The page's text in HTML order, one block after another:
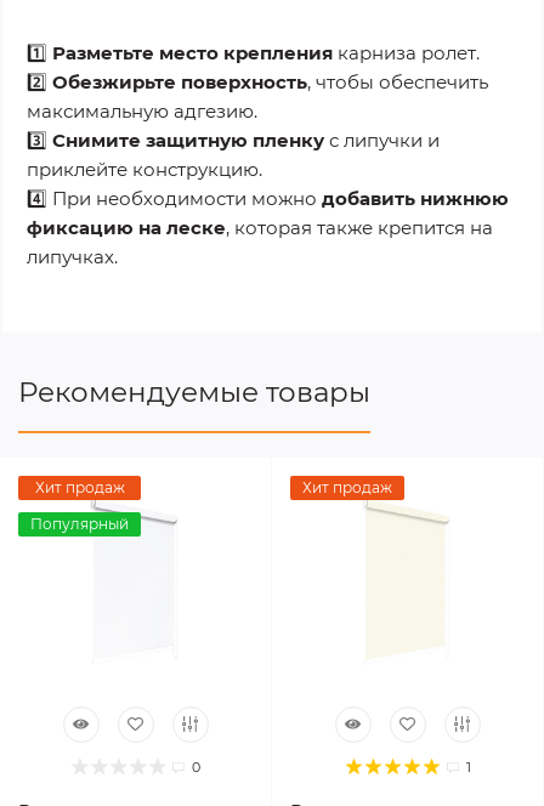
1️⃣ Разметьте место крепления карниза ролет.
2️⃣ Обезжирьте поверхность, чтобы обеспечить
максимальную адгезию.
3️⃣ Снимите защитную пленку с липучки и
приклейте конструкцию.
4️⃣ При необходимости можно добавить нижнюю
фиксацию на леске, которая также крепится на
липучках.
Рекомендуемые товары
Хит продаж
Популярный
0
Хит продаж
1